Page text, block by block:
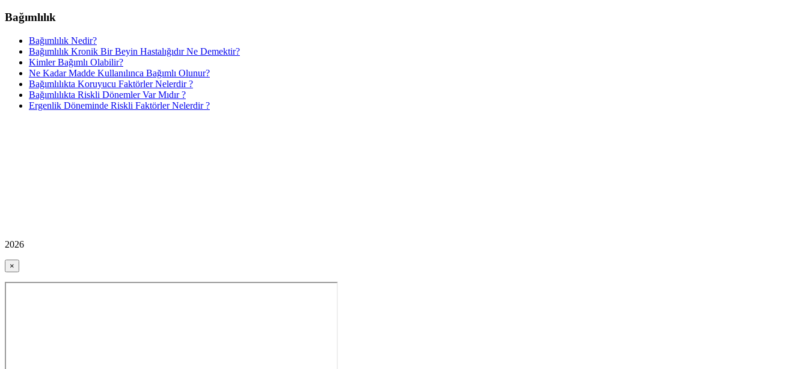
Bağımlılık
Bağımlılık Nedir?
Bağımlılık Kronik Bir Beyin Hastalığıdır Ne Demektir?
Kimler Bağımlı Olabilir?
Ne Kadar Madde Kullanılınca Bağımlı Olunur?
Bağımlılıkta Koruyucu Faktörler Nelerdir ?
Bağımlılıkta Riskli Dönemler Var Mıdır ?
Ergenlik Döneminde Riskli Faktörler Nelerdir ?
2026
×